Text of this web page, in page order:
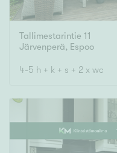
Tallimestarintie 11
Järvenperä, Espoo
4-5 h + k + s + 2 x wc